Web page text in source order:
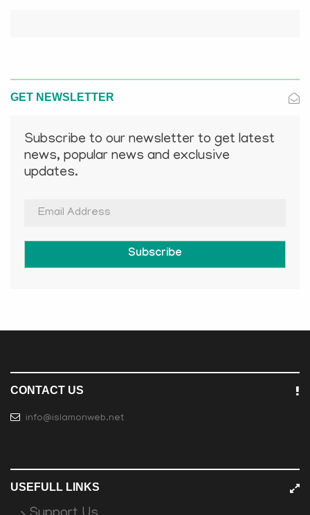
GET NEWSLETTER
Subscribe to our newsletter to get latest
news, popular news and exclusive
updates.
Subscribe
CONTACT US
info@islamonweb.net
USEFULL LINKS